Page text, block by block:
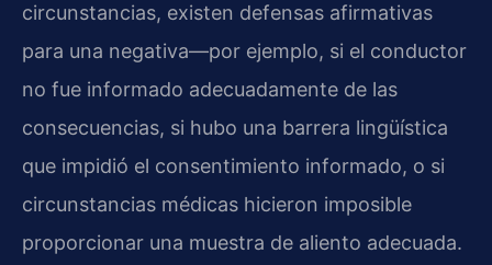
circunstancias, existen defensas afirmativas
para una negativa—por ejemplo, si el conductor
no fue informado adecuadamente de las
consecuencias, si hubo una barrera lingüística
que impidió el consentimiento informado, o si
circunstancias médicas hicieron imposible
proporcionar una muestra de aliento adecuada.